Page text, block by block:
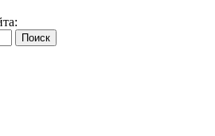
Поиск